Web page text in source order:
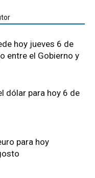
hoy jueves 6 de
entre el Gobierno y
dólar para hoy 6 de
para hoy